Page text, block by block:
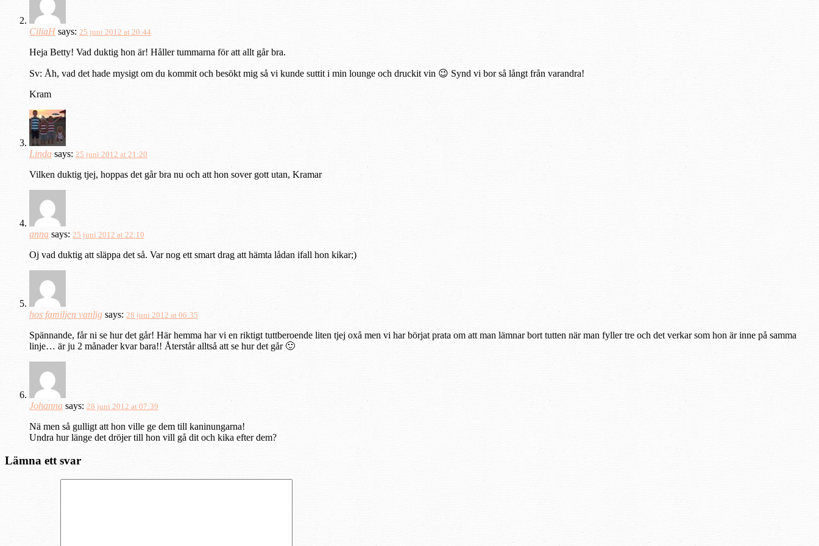
CiliaH says: 25 juni 2012 at 20:44
Heja Betty! Vad duktig hon är! Håller tummarna för att allt går bra.
Sv: Åh, vad det hade mysigt om du kommit och besökt mig så vi kunde suttit i min lounge och druckit vin 😉 Synd vi bor så långt från varandra!
Kram
Linda says: 25 juni 2012 at 21:20
Vilken duktig tjej, hoppas det går bra nu och att hon sover gott utan, Kramar
anna says: 25 juni 2012 at 22:10
Oj vad duktig att släppa det så. Var nog ett smart drag att hämta lådan ifall hon kikar;)
hos familjen vanlig says: 28 juni 2012 at 06:35
Spännande, får ni se hur det går! Här hemma har vi en riktigt tuttberoende liten tjej oxå men vi har börjat prata om att man lämnar bort tutten när man fyller tre och det verkar som hon är inne på samma
linje… är ju 2 månader kvar bara!! Återstår alltså att se hur det går 🙂
Johanna says: 28 juni 2012 at 07:39
Nä men så gulligt att hon ville ge dem till kaninungarna!
Undra hur länge det dröjer till hon vill gå dit och kika efter dem?
Lämna ett svar